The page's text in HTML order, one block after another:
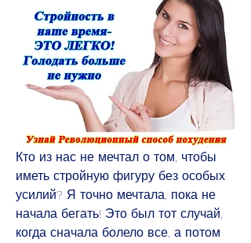
Кто из нас не мечтал о том, чтобы
иметь стройную фигуру без особых
усилий? Я точно мечтала, пока не
начала бегать! Это был тот случай,
когда сначала болело все, а потом